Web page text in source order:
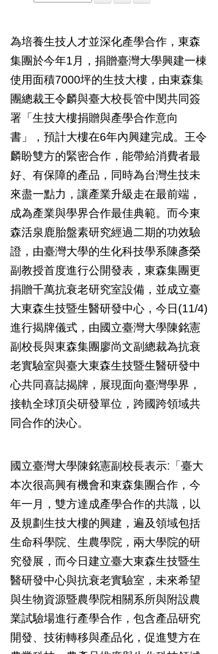
為培養生技人才並深化產學合作，東森
集團於今年1月，捐贈臺灣大學興建一棟
使用面積7000坪的生技大樓，由東森集
團總裁王令麟與臺大校長管中閔共同簽
署「生技大樓捐贈與產學合作意向
書」，預計大樓在6年內興建完成。王令
麟盼雙方的緊密合作，能帶給消費者最
好、有保障的產品，同時為台灣生技未
來盡一點力，讓產業升級走在最前端，
成為產業與學界合作最佳典範。而今東
森活泉鹿胎盤素研究經過二期的功效驗
證，由臺灣大學的生化科技學系陳彥榮
副教授首度進行公開發表，東森集團更
捐贈千萬抗衰老研究室設備，並成立臺
大東森生技暨生醫研發中心，今日(11/4)
進行揭牌儀式，由國立臺灣大學陳銘憲
副校長與東森集團廖尚文副總裁為抗衰
老實驗室與臺大東森生技暨生醫研發中
心共同喜誌揭牌，展現面向臺灣學界，
接軌全球頂尖研發單位，跨國跨領域共
同合作的決心。
國立臺灣大學陳銘憲副校長表示:「臺大
本次很高興有機會和東森集團合作，今
年一月，雙方達成產學合作的共識，以
及規劃生技大樓的興建，遍及領域包括
生命科學院、生農學院，兩大學院的研
究發展，而今日建立臺大東森生技暨生
醫研發中心與抗衰老實驗室，未來希望
與生物資源暨農學院相關系所與附設農
業試驗場進行產學合作，包含產品研究
開發、技術轉移與產品化，促進雙方在